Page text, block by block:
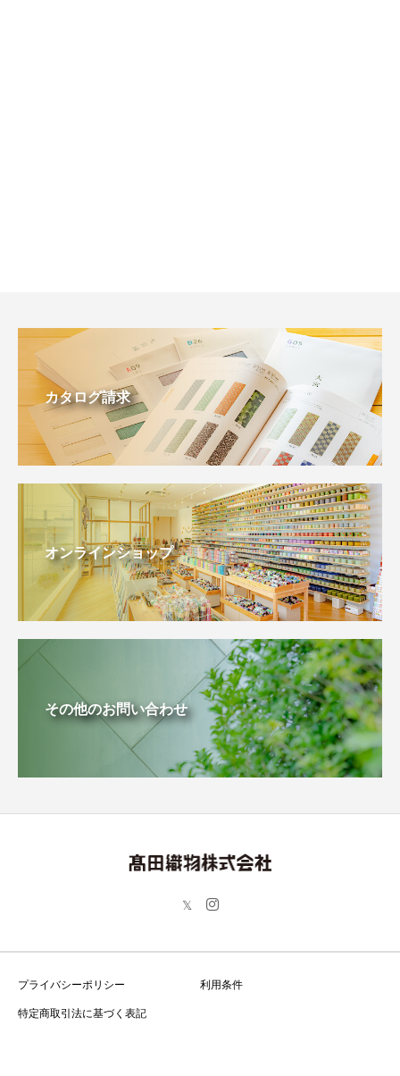
カタログ請求
オンラインショップ
その他のお問い合わせ
プライバシーポリシー
利用条件
特定商取引法に基づく表記